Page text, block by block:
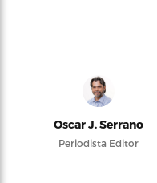
Oscar J. Serrano
Periodista Editor